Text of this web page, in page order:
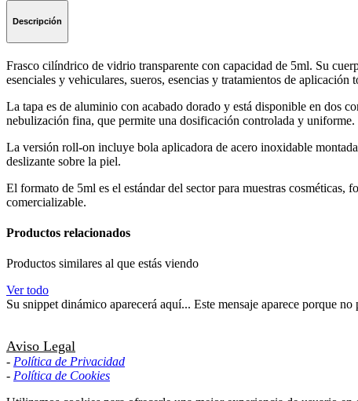
Descripción
Frasco cilíndrico de vidrio transparente con capacidad de 5ml. Su
esenciales y vehiculares, sueros, esencias y tratamientos de aplicación
La tapa es de aluminio con acabado dorado y está disponible en dos
nebulización fina, que permite una dosificación controlada y
La versión roll-on incluye bola aplicadora de acero inoxidable
deslizante sobre la piel.
El formato de 5ml es el estándar del sector para muestras
comercializable.
Productos relacionados
Productos similares al que estás viendo
Ver todo
Su snippet dinámico aparecerá aquí... Este mensaje aparece porque
Aviso Legal
- Política de Privacidad
- Política de Cookies